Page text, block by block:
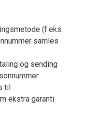
(f.eks.
samles
og sending
til
ekstra garanti